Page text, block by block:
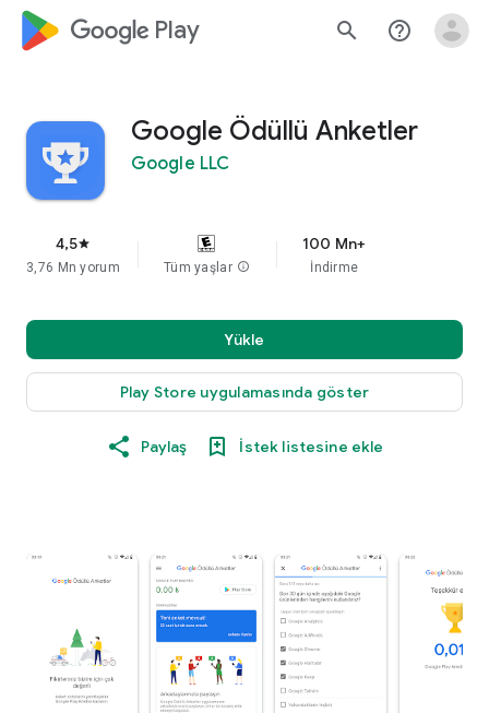
google_logo Play search help_outline
Google Ödüllü Anketler
Google LLC
4,5star
3,76 Mn yorum Tüm yaşlar info
100 Mn+
İndirme
Yükle
Play Store uygulamasında göster
Paylaş İstek listesine ekle